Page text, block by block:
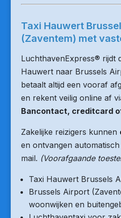
Taxi Hauwert
(Zaventem) met
LuchthavenExpress® rijdt
Hauwert naar Brussels
betaalt altijd een vooraf
en rekent veilig online af
Bancontact, creditcard
Zakelijke reizigers kunnen
en ontvangen
mail. (Voorafgaande
Taxi Hauwert Brussels
Brussels Airport
woonwijken en